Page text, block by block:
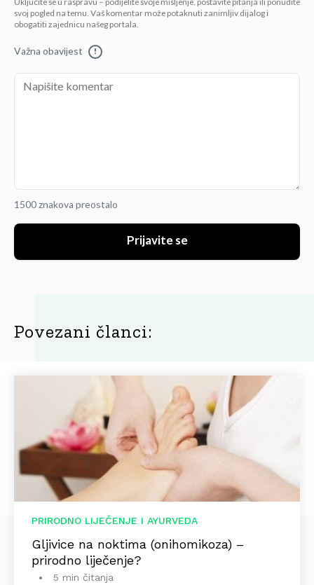
Uključite se u raspravu – podijelite svoje mišljenje, postavite pitanja ili ponudite
svoj pogled na temu. Vaš komentar može potaknuti zanimljiv dijalog i
obogatiti zajednicu našeg portala.
Važna obavijest !
1500 znakova preostalo
Prijavite se
Povezani članci:
PRIRODNO LIJEČENJE I AYURVEDA
Gljivice na noktima (onihomikoza) –
prirodno liječenje?
5 min čitanja